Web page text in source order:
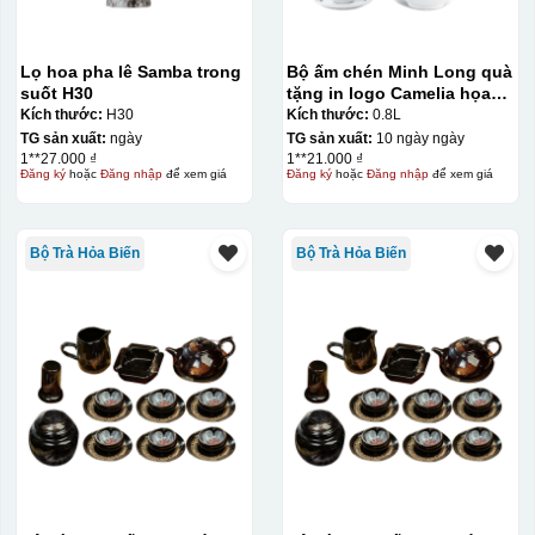
tương đối cao.
Lọ hoa pha lê Samba trong
suốt H30
Kích thước: H30
TG sản xuất: ngày
1**27.000 ₫
Đăng kýhoặc Đăng nhậpđể xem giá
Bộ ấm chén Minh Long quà
tặng in logo Camelia họa
tiết lộc lạc 800ml KQ-
ACML15
Kích thước: 0.8L
TG sản xuất: 10 ngày ngày
1**21.000 ₫
Đăng kýhoặc Đăng nhậpđể xem giá
Bộ Trà Hỏa Biến Bộ Trà Hỏa Biến